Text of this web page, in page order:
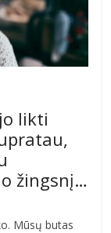
likti
žingsnį…
Mūsų butas